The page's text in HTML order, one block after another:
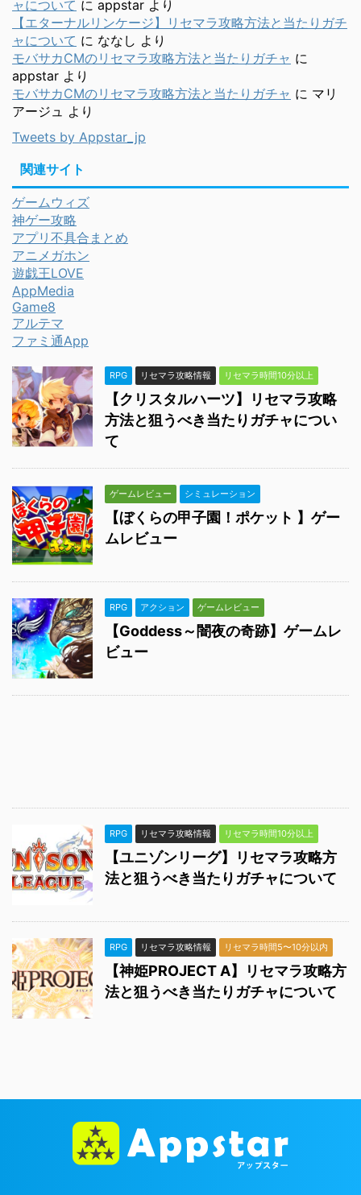
ャについて に appstar より
【エターナルリンケージ】リセマラ攻略方法と当たりガチ
ャについて に ななし より
モバサカCMのリセマラ攻略方法と当たりガチャ に
appstar より
モバサカCMのリセマラ攻略方法と当たりガチャ に マリ
アージュ より
Tweets by Appstar_jp
関連サイト
ゲームウィズ
神ゲー攻略
アプリ不具合まとめ
アニメガホン
遊戯王LOVE
AppMedia
Game8
アルテマ
ファミ通App
RPG リセマラ攻略情報 リセマラ時間10分以上
【クリスタルハーツ】リセマラ攻略
方法と狙うべき当たりガチャについ
て
ゲームレビュー シミュレーション
【ぼくらの甲子園！ポケット 】ゲー
ムレビュー
RPG アクション ゲームレビュー
【Goddess～闇夜の奇跡】ゲームレ
ビュー
RPG リセマラ攻略情報 リセマラ時間10分以上
【ユニゾンリーグ】リセマラ攻略方
法と狙うべき当たりガチャについて
RPG リセマラ攻略情報 リセマラ時間5〜10分以内
【神姫PROJECT A】リセマラ攻略方
法と狙うべき当たりガチャについて